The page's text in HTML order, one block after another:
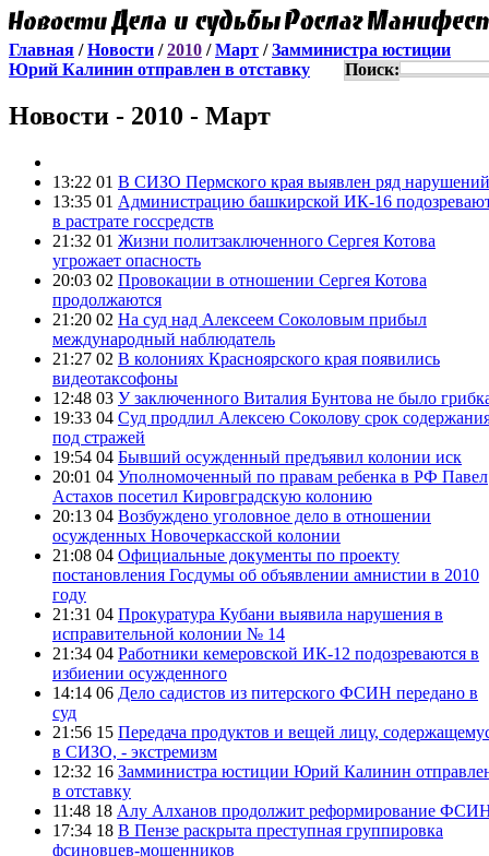
Главная /Новости /2010 /Март /Замминистра юстиции
Юрий Калинин отправлен в отставку
Поиск:
Новости - 2010 - Март
13:22 01 В СИЗО Пермского края выявлен ряд нарушений
13:35 01 Администрацию башкирской ИК-16
в растрате госсредств
21:32 01 Жизни политзаключенного Сергея Котова
угрожает опасность
20:03 02 Провокации в отношении Сергея Котова
продолжаются
21:20 02 На суд над Алексеем Соколовым прибыл
международный наблюдатель
21:27 02 В колониях Красноярского края появились
видеотаксофоны
12:48 03 У заключенного Виталия Бунтова не было
19:33 04 Суд продлил Алексею Соколову срок
под стражей
19:54 04 Бывший осужденный предъявил колонии иск
20:01 04 Уполномоченный по правам ребенка в РФ Павел
Астахов посетил Кировградскую колонию
20:13 04 Возбуждено уголовное дело в отношении
осужденных Новочеркасской колонии
21:08 04 Официальные документы по проекту
постановления Госдумы об объявлении амнистии в 2010
году
21:31 04 Прокуратура Кубани выявила нарушения в
исправительной колонии № 14
21:34 04 Работники кемеровской ИК-12 подозреваются в
избиении осужденного
14:14 06 Дело садистов из питерского ФСИН передано в
суд
21:56 15 Передача продуктов и вещей лицу,
в СИЗО, - экстремизм
12:32 16 Замминистра юстиции Юрий Калинин
в отставку
11:48 18 Алу Алханов продолжит реформирование
17:34 18 В Пензе раскрыта преступная группировка
фсиновцев-мошенников